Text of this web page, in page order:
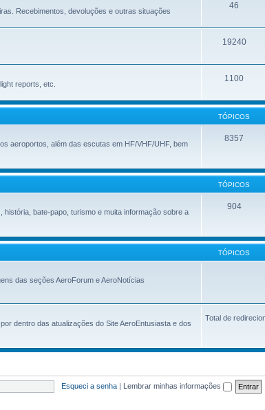
Recebimentos, devoluções e outras situações
46
19240
reports, etc.
1100
TÓPICOS
aeroportos, além das escutas em HF/VHF/UHF, bem
8357
TÓPICOS
bate-papo, turismo e muita informação sobre a
904
TÓPICOS
das seções AeroForum e AeroNotícias
dentro das atualizações do Site AeroEntusiasta e dos
Total de
Esqueci a senha | Lembrar minhas informações